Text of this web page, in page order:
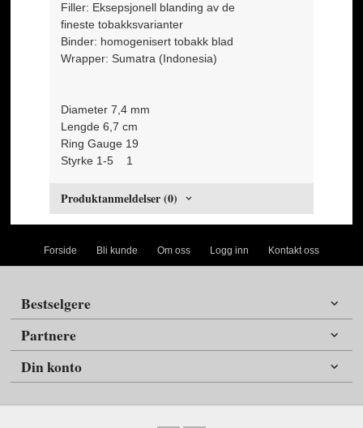
Filler: Eksepsjonell blanding av de
fineste tobakksvarianter
Binder: homogenisert tobakk blad
Wrapper: Sumatra (Indonesia)
Diameter 7,4 mm
Lengde 6,7 cm
Ring Gauge 19
Styrke 1-5 1
Produktanmeldelser (0)
Forside Bli kunde Om oss Logg inn Kontakt oss
Bestselgere
Partnere
Din konto